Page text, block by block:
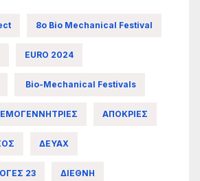
8ο Bio Mechanical Festival
EURO 2024
Bio-Mechanical Festivals
ΑΠΟΚΡΙΕΣ
ΔΕΥΑΧ
23 ΔΙΕΘΝΗ